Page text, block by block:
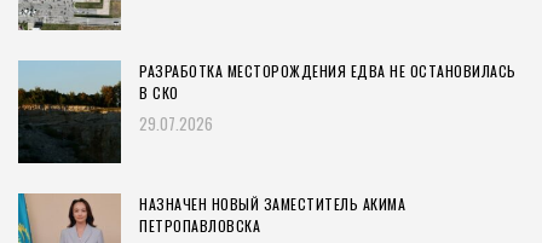
РАЗРАБОТКА МЕСТОРОЖДЕНИЯ ЕДВА НЕ ОСТАНОВИЛАСЬ
В СКО
29.07.2026
НАЗНАЧЕН НОВЫЙ ЗАМЕСТИТЕЛЬ АКИМА
ПЕТРОПАВЛОВСКА